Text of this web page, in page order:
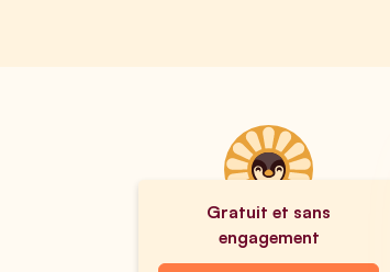
Gratuit et sans
engagement